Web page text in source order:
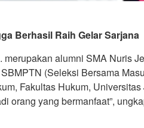
Berhasil Raih Gelar Sarjana
merupakan alumni SMA Nuris
(Seleksi Bersama
Fakultas Hukum,
orang yang bermanfaat”,